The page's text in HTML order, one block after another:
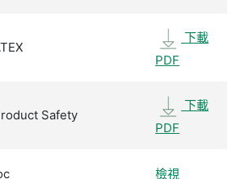
下載
PDF
Safety
下載
PDF
檢視